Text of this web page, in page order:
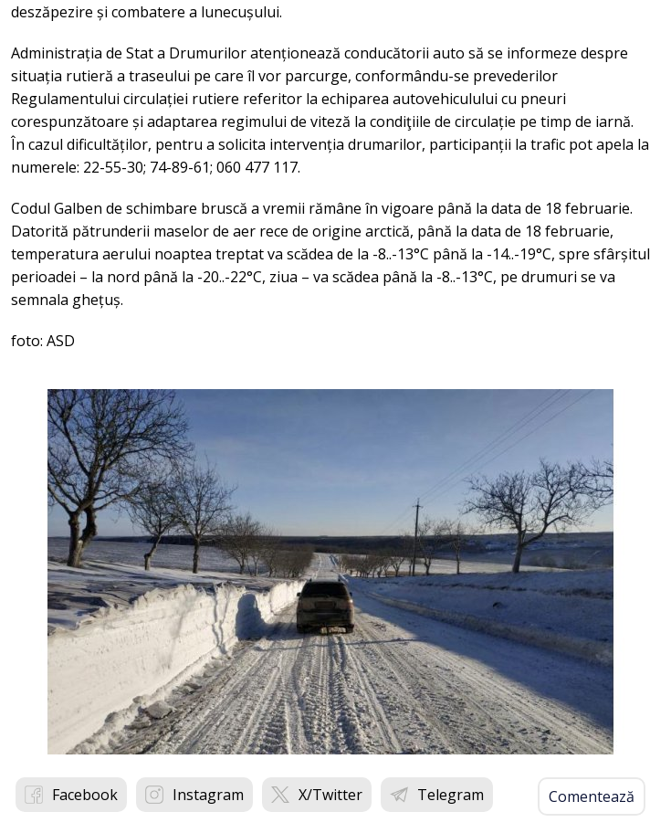
deszăpezire și combatere a lunecușului.
Administrația de Stat a Drumurilor atenționează conducătorii auto să se informeze despre
situația rutieră a traseului pe care îl vor parcurge, conformându-se prevederilor
Regulamentului circulației rutiere referitor la echiparea autovehiculului cu pneuri
corespunzătoare și adaptarea regimului de viteză la condiţiile de circulație pe timp de iarnă.
În cazul dificultăților, pentru a solicita intervenția drumarilor, participanții la trafic pot apela la
numerele: 22-55-30; 74-89-61; 060 477 117.
Codul Galben de schimbare bruscă a vremii rămâne în vigoare până la data de 18 februarie.
Datorită pătrunderii maselor de aer rece de origine arctică, până la data de 18 februarie,
temperatura aerului noaptea treptat va scădea de la -8..-13°C până la -14..-19°C, spre sfârșitul
perioadei – la nord până la -20..-22°C, ziua – va scădea până la -8..-13°C, pe drumuri se va
semnala ghețuș.
foto: ASD
Facebook Instagram X/Twitter Telegram Comentează